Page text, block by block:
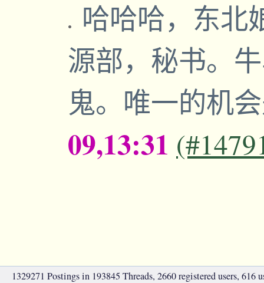
哈哈哈，东北
源部，秘书。
鬼。唯一的机
09,13:31
1329271 Postings in 193845 Threads, 2660 registered users, 616